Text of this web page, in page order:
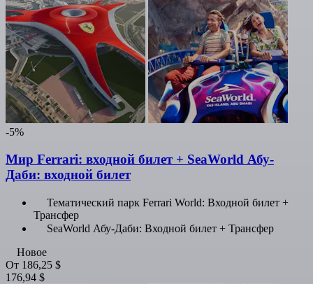
-5%
Мир Ferrari: входной билет + SeaWorld Абу-
Даби: входной билет
Тематический парк Ferrari World: Входной билет +
Трансфер
SeaWorld Абу-Даби: Входной билет + Трансфер
Новое
От 186,25 $
176,94 $